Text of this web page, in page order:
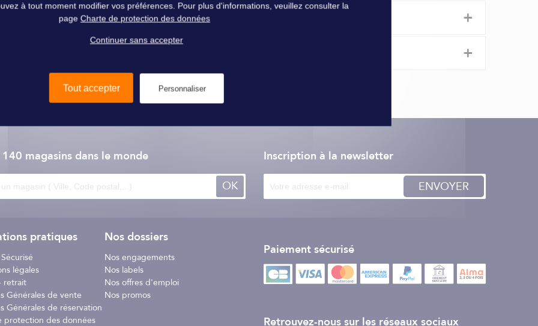
+
respirabilité, résistance et liberté de mouvement.
techniques"
+
Bermudes
140 magasins dans le monde
OK
pratiques
légales
retrait
Générales de vente
Générales de réservation
protection des données
Nos dossiers
Nos engagements
Nos labels
Nos offres d'emploi
Nos promos
Inscription à la newsletter
ENVOYER
Paiement sécurisé
Retrouvez-nous sur les réseaux sociaux
à tout moment modifier vos préférences. Pour plus d'informations, veuillez consulter la
page Charte de protection des données
Continuer sans accepter
Tout accepter Personnaliser